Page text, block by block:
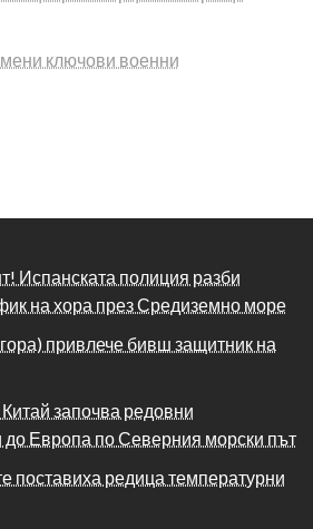
ключови военни
Испанската полиция разби
на хора през Средиземно море
привлече бивш защитник на
започва редовни
до Европа по Северния морски път
поставиха редица температурни